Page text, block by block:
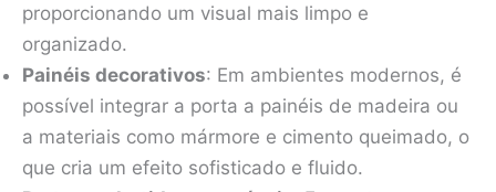
proporcionando um visual mais limpo e
organizado.
Painéis decorativos: Em ambientes modernos, é
possível integrar a porta a painéis de madeira ou
a materiais como mármore e cimento queimado, o
que cria um efeito sofisticado e fluido.